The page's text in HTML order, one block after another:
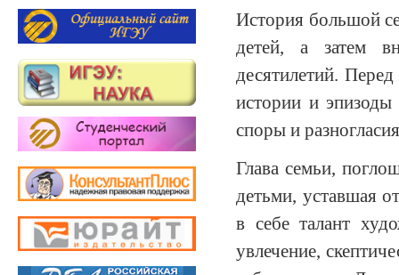
История большой
детей, а затем
десятилетий.
истории и
споры и
Глава семьи,
детьми, уставшая
в себе талант
увлечение,